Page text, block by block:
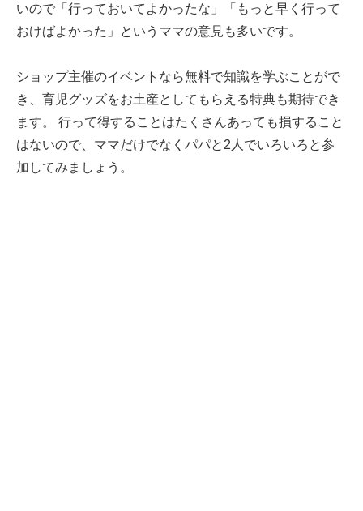
いので「行っておいてよかったな」「もっと早く行って
おけばよかった」というママの意見も多いです。
ショップ主催のイベントなら無料で知識を学ぶことがで
き、育児グッズをお土産としてもらえる特典も期待でき
ます。 行って得することはたくさんあっても損すること
はないので、ママだけでなくパパと2人でいろいろと参
加してみましょう。